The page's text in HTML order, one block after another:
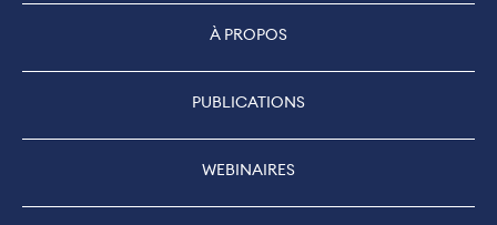
À PROPOS
PUBLICATIONS
WEBINAIRES